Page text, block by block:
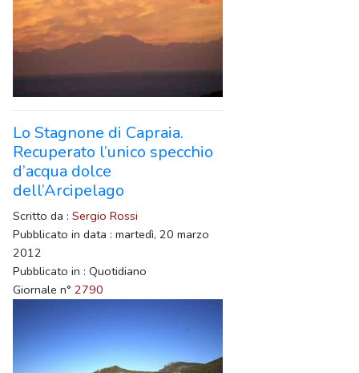
Lo Stagnone di Capraia.
Recuperato l’unico specchio
d’acqua dolce
dell’Arcipelago
Scritto da : Sergio Rossi
Pubblicato in data : martedì, 20 marzo
2012
Pubblicato in : Quotidiano
Giornale n° 2790